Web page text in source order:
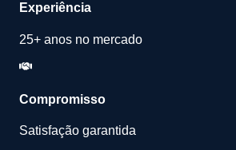
Experiência
25+ anos no mercado
Compromisso
Satisfação garantida